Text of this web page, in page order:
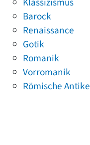
Barock
Renaissance
Gotik
Romanik
Vorromanik
Römische Antike